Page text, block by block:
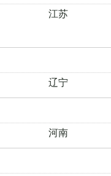
江苏
辽宁
河南